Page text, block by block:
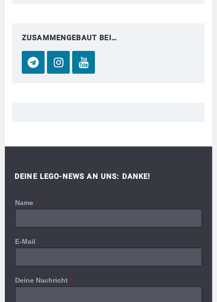
ZUSAMMENGEBAUT BEI…
DEINE LEGO-NEWS AN UNS: DANKE!
Name *
E-Mail
Deine Nachricht *